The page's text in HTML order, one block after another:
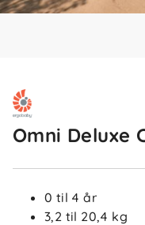
Omni Deluxe
0 til 4 år
3,2 til 20,4 kg